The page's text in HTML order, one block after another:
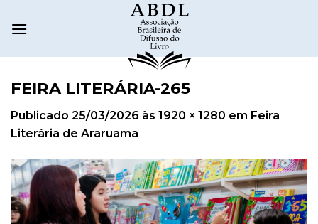
FEIRA LITERÁRIA-265
Publicado 25/03/2026 às 1920 × 1280 em Feira
Literária de Araruama